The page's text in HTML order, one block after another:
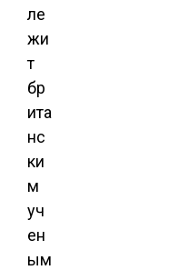
ле
жи
т
бр
ита
нс
ки
м
уч
ен
ым